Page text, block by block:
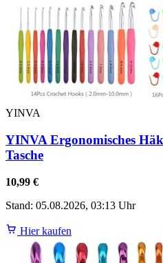
YINVA
YINVA Ergonomisches
Tasche
10,99 €
Stand: 05.08.2026, 03:13 Uhr
Hier kaufen